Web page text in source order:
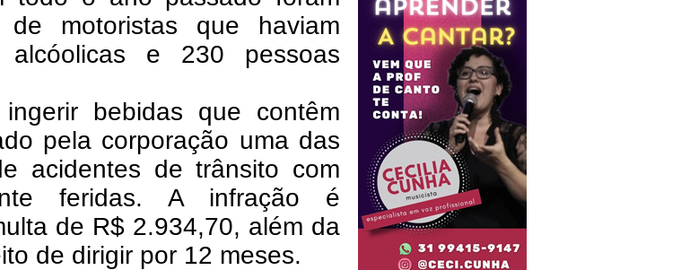
de motoristas que haviam
alcóolicas e 230 pessoas
bebidas que contêm
pela corporação uma das
acidentes de trânsito com
feridas. A infração é
de R$ 2.934,70, além da
de dirigir por 12 meses.